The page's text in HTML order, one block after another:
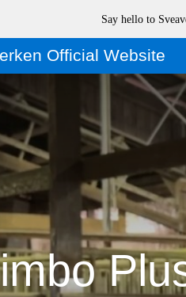
Say hello to